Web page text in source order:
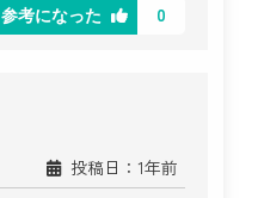
参考になった 0
投稿日：1年前